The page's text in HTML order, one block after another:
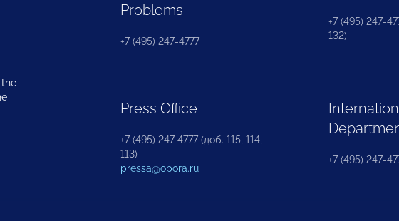
Problems
+7 (495) 247-4777
+7 (495) 247-
132)
Press Office
+7 (495) 247 4777 (доб. 115, 114,
113)
pressa@opora.ru
+7 (495) 247-